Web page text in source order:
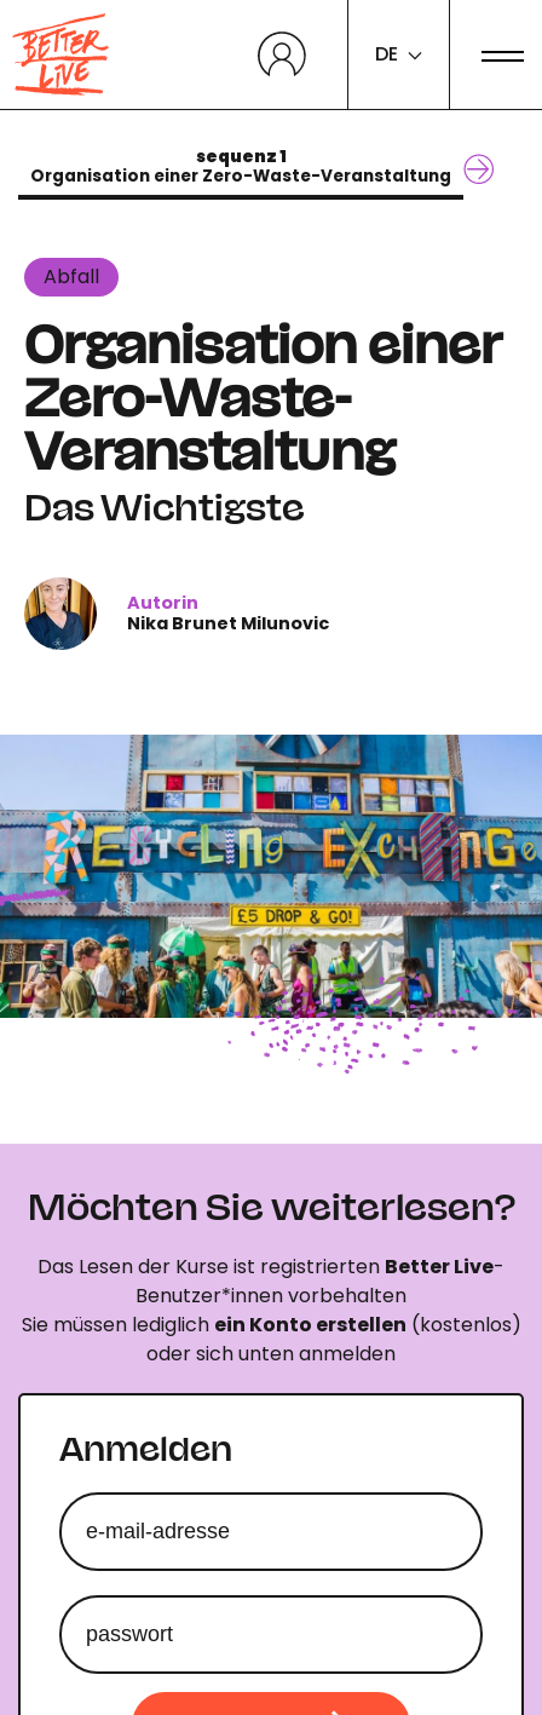
DE
sequenz 1
Organisation einer Zero-Waste-Veranstaltung
Abfall
Organisation einer
Zero-Waste-
Veranstaltung
Das Wichtigste
Autorin
Nika Brunet Milunovic
Möchten Sie weiterlesen?
Das Lesen der Kurse ist registrierten Better Live-
Benutzer*innen vorbehalten
Sie müssen lediglich ein Konto erstellen (kostenlos)
oder sich unten anmelden
Anmelden
Cookie-Einstellungen